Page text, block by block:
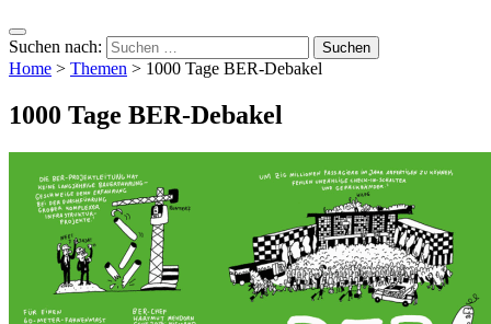
Suchen nach:
Home > Themen > 1000 Tage BER-Debakel
1000 Tage BER-Debakel